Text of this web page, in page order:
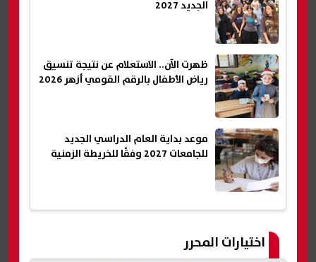
الجديد 2027
ظهرت الآن.. الاستعلام عن نتيجة تنسيق
رياض الأطفال بالرقم القومي أزهر 2026
موعد بداية العام الدراسي الجديد
للجامعات 2027 وفقًا للخريطة الزمنية
اختيارات المحرر